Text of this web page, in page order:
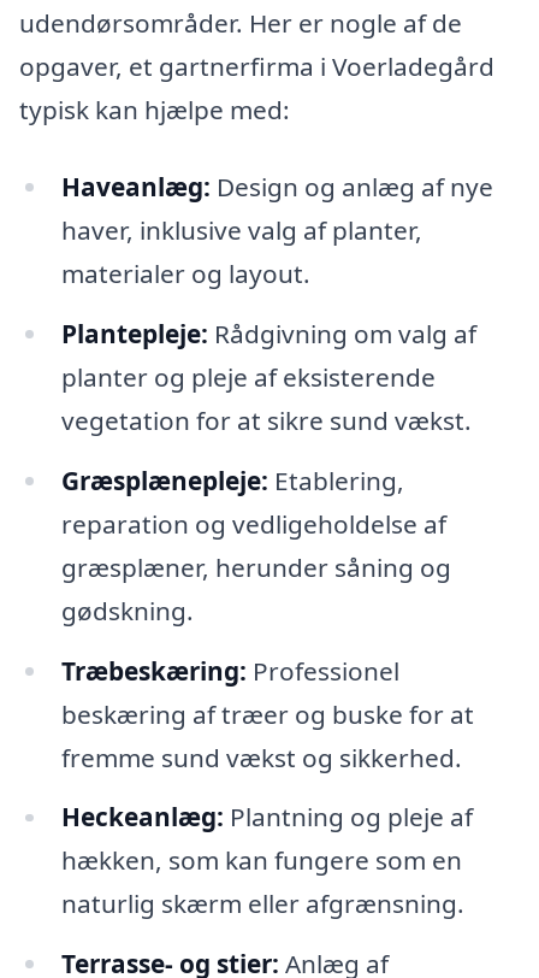
udendørsområder. Her er nogle af de
opgaver, et gartnerfirma i Voerladegård
typisk kan hjælpe med:
Haveanlæg: Design og anlæg af nye
haver, inklusive valg af planter,
materialer og layout.
Plantepleje: Rådgivning om valg af
planter og pleje af eksisterende
vegetation for at sikre sund vækst.
Græsplænepleje: Etablering,
reparation og vedligeholdelse af
græsplæner, herunder såning og
gødskning.
Træbeskæring: Professionel
beskæring af træer og buske for at
fremme sund vækst og sikkerhed.
Heckeanlæg: Plantning og pleje af
hækken, som kan fungere som en
naturlig skærm eller afgrænsning.
Terrasse- og stier: Anlæg af